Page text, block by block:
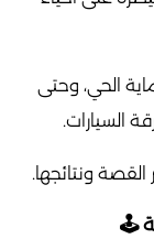
الحي، وحتى
السيارات.
القصة ونتائجها.